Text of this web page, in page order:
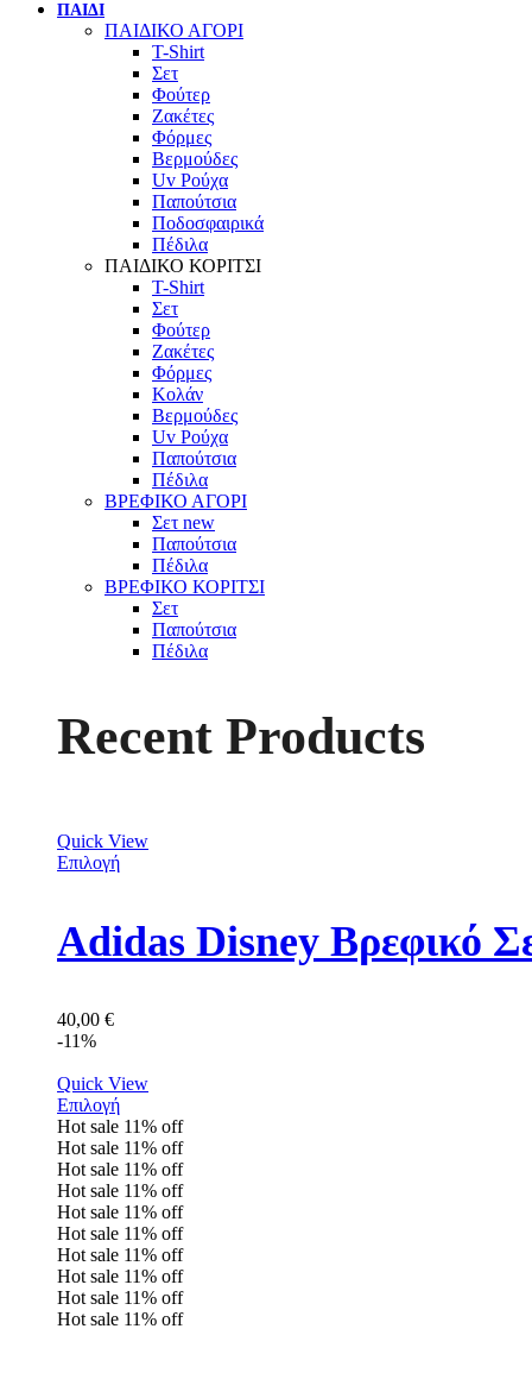
ΠΑΙΔΙ
ΠΑΙΔΙΚΟ ΑΓΟΡΙ
T-Shirt
Σετ
Φούτερ
Ζακέτες
Φόρμες
Βερμούδες
Uv Ρούχα
Παπούτσια
Ποδοσφαιρικά
Πέδιλα
ΠΑΙΔΙΚΟ ΚΟΡΙΤΣΙ
T-Shirt
Σετ
Φούτερ
Ζακέτες
Φόρμες
Κολάν
Βερμούδες
Uv Ρούχα
Παπούτσια
Πέδιλα
ΒΡΕΦΙΚΟ ΑΓΟΡΙ
Σετ new
Παπούτσια
Πέδιλα
ΒΡΕΦΙΚΟ ΚΟΡΙΤΣΙ
Σετ
Παπούτσια
Πέδιλα
Recent Products
Quick View
Επιλογή
Adidas Disney Βρεφικό
40,00 €
-11%
Quick View
Επιλογή
Hot sale 11% off
Hot sale 11% off
Hot sale 11% off
Hot sale 11% off
Hot sale 11% off
Hot sale 11% off
Hot sale 11% off
Hot sale 11% off
Hot sale 11% off
Hot sale 11% off